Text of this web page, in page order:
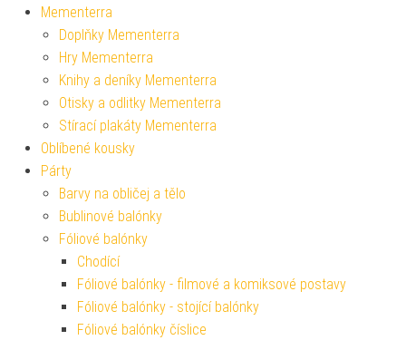
Mementerra
Doplňky Mementerra
Hry Mementerra
Knihy a deníky Mementerra
Otisky a odlitky Mementerra
Stírací plakáty Mementerra
Oblíbené kousky
Párty
Barvy na obličej a tělo
Bublinové balónky
Fóliové balónky
Chodící
Fóliové balónky - filmové a komiksové postavy
Fóliové balónky - stojící balónky
Fóliové balónky číslice